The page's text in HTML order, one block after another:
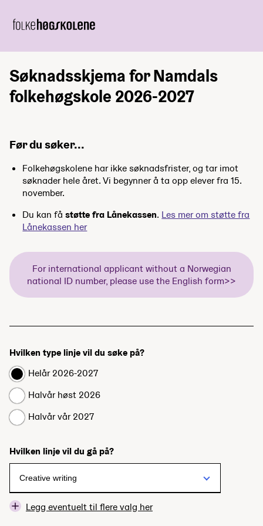
Søknadsskjema for Namdals
folkehøgskole 2026-2027
Før du søker...
Folkehøgskolene har ikke søknadsfrister, og tar imot
søknader hele året. Vi begynner å ta opp elever fra 15.
november.
Du kan fåstøtte fra Lånekassen. Les mer om støtte fra
Lånekassen her
For international applicant without a Norwegian
national ID number, please use the English form>>
Hvilken type linje vil du søke på?
Helår 2026-2027
Halvår høst 2026
Halvår vår 2027
Hvilken linje vil du gå på?
Legg eventuelt til flere valg her